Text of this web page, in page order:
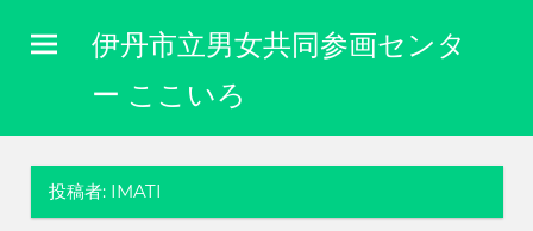
伊丹市立男女共同参画センタ
ー ここいろ
に
関
投稿者: IMATI